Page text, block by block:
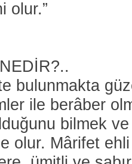
olur.”
bulunmakta
ile berâber
bilmek
olur. Mârifet